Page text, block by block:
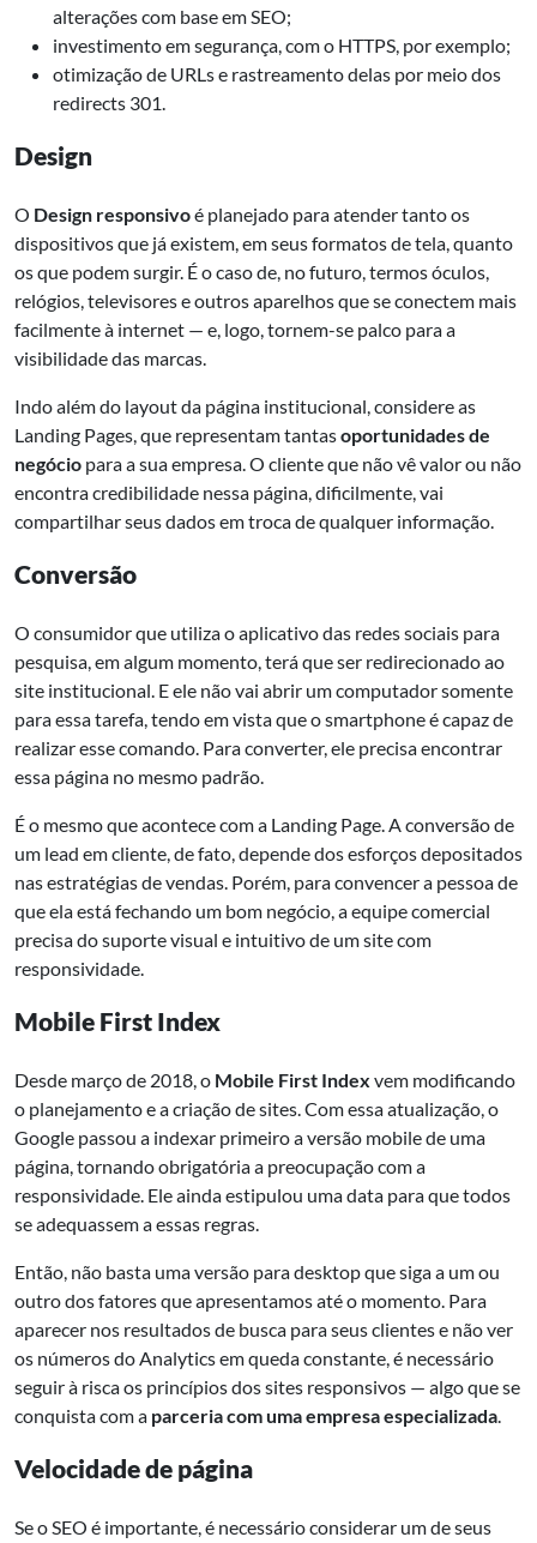
alterações com base em SEO;
investimento em segurança, com o HTTPS, por exemplo;
otimização de URLs e rastreamento delas por meio dos
redirects 301.
Design
O Design responsivoé planejado para atender tanto os
dispositivos que já existem, em seus formatos de tela, quanto
os que podem surgir. É o caso de, no futuro, termos óculos,
relógios, televisores e outros aparelhos que se conectem mais
facilmente à internet — e, logo, tornem-se palco para a
visibilidade das marcas.
Indo além do layout da página institucional, considere as
Landing Pages, que representam tantasoportunidades de
negócio para a sua empresa. O cliente que não vê valor ou não
encontra credibilidade nessa página, dificilmente, vai
compartilhar seus dados em troca de qualquer informação.
Conversão
O consumidor que utiliza o aplicativo das redes sociais para
pesquisa, em algum momento, terá que ser redirecionado ao
site institucional. E ele não vai abrir um computador somente
para essa tarefa, tendo em vista que o smartphone é capaz de
realizar esse comando. Para converter, ele precisa encontrar
essa página no mesmo padrão.
É o mesmo que acontece com a Landing Page. A conversão de
um lead em cliente, de fato, depende dos esforços depositados
nas estratégias de vendas. Porém, para convencer a pessoa de
que ela está fechando um bom negócio, a equipe comercial
precisa do suporte visual e intuitivo de um site com
responsividade.
Mobile First Index
Desde março de 2018, o Mobile First Index vem modificando
o planejamento e a criação de sites. Com essa atualização, o
Google passou a indexar primeiro a versão mobile de uma
página, tornando obrigatória a preocupação com a
responsividade. Ele ainda estipulou uma data para que todos
se adequassem a essas regras.
Então, não basta uma versão para desktop que siga a um ou
outro dos fatores que apresentamos até o momento. Para
aparecer nos resultados de busca para seus clientes e não ver
os números do Analytics em queda constante, é necessário
seguir à risca os princípios dos sites responsivos — algo que se
conquista com a parceria com uma empresa especializada.
Velocidade de página
Se o SEO é importante, é necessário considerar um de seus